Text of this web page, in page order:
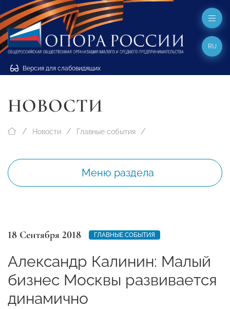
Версия для слабовидящих
RU
НОВОСТИ
Новости Главные события
Меню раздела
18 Сентября 2018 ГЛАВНЫЕ СОБЫТИЯ
Александр Калинин: Малый
бизнес Москвы развивается
динамично